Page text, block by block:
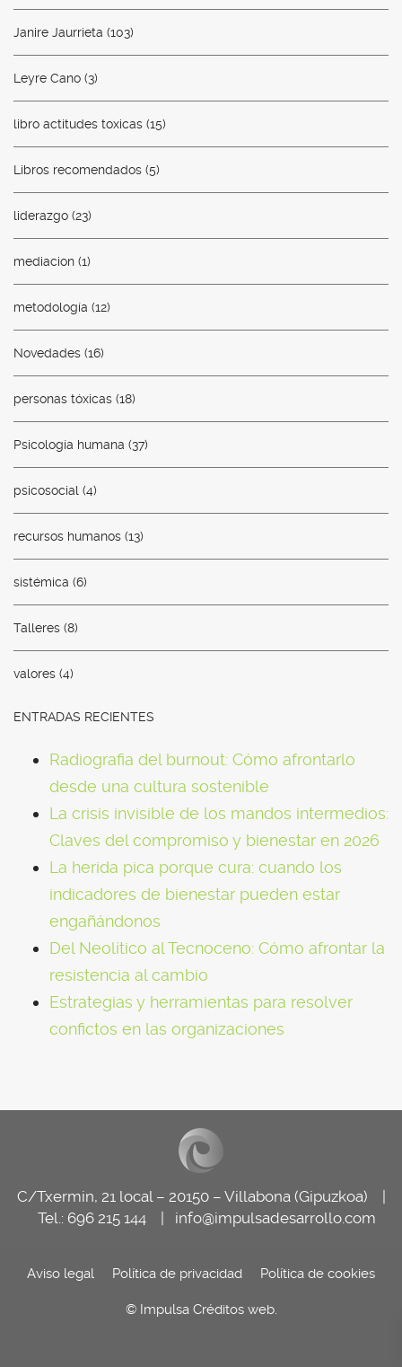
Janire Jaurrieta (103)
Leyre Cano (3)
libro actitudes toxicas (15)
Libros recomendados (5)
liderazgo (23)
mediacion (1)
metodología (12)
Novedades (16)
personas tóxicas (18)
Psicología humana (37)
psicosocial (4)
recursos humanos (13)
sistémica (6)
Talleres (8)
valores (4)
ENTRADAS RECIENTES
Radiografia del burnout: Cómo afrontarlo
desde una cultura sostenible
La crisis invisible de los mandos intermedios:
Claves del compromiso y bienestar en 2026
La herida pica porque cura: cuando los
indicadores de bienestar pueden estar
engañándonos
Del Neolítico al Tecnoceno: Cómo afrontar la
resistencia al cambio
Estrategias y herramientas para resolver
confictos en las organizaciones
C/Txermin, 21 local – 20150 – Villabona (Gipuzkoa) |
Tel.: 696 215 144 | info@impulsadesarrollo.com
Aviso legal Política de privacidad Política de cookies
© Impulsa Créditos web.